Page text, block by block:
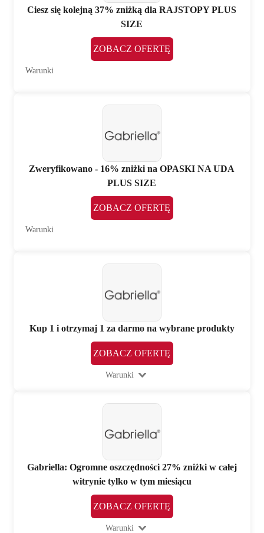
Ciesz się kolejną 37% zniżką dla RAJSTOPY PLUS
SIZE
ZOBACZ OFERTĘ
Warunki
Zweryfikowano - 16% zniżki na OPASKI NA UDA
PLUS SIZE
ZOBACZ OFERTĘ
Warunki
Kup 1 i otrzymaj 1 za darmo na wybrane produkty
ZOBACZ OFERTĘ
Warunki
Gabriella: Ogromne oszczędności 27% zniżki w całej
witrynie tylko w tym miesiącu
ZOBACZ OFERTĘ
Warunki